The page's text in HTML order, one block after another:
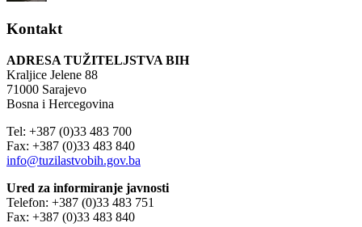
Kontakt
ADRESA TUŽITELJSTVA BIH
Kraljice Jelene 88
71000 Sarajevo
Bosna i Hercegovina
Tel: +387 (0)33 483 700
Fax: +387 (0)33 483 840
info@tuzilastvobih.gov.ba
Ured za informiranje javnosti
Telefon: +387 (0)33 483 751
Fax: +387 (0)33 483 840